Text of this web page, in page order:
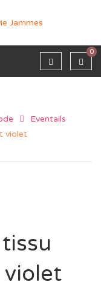
0
Eventails
violet